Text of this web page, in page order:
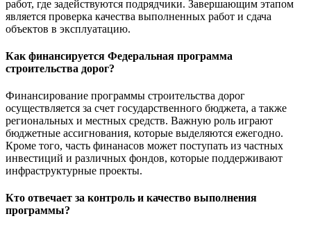
работ, где задействуются подрядчики. Завершающим этапом
является проверка качества выполненных работ и сдача
объектов в эксплуатацию.
Как финансируется Федеральная программа
строительства дорог?
Финансирование программы строительства дорог
осуществляется за счет государственного бюджета, а также
региональных и местных средств. Важную роль играют
бюджетные ассигнования, которые выделяются ежегодно.
Кроме того, часть финанасов может поступать из частных
инвестиций и различных фондов, которые поддерживают
инфраструктурные проекты.
Кто отвечает за контроль и качество выполнения
программы?